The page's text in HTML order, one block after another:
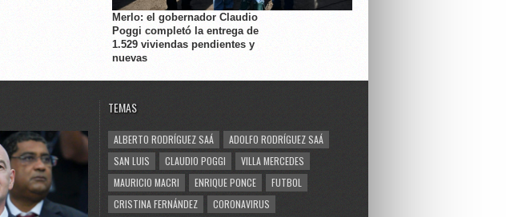
Merlo: el gobernador Claudio
Poggi completó la entrega de
1.529 viviendas pendientes y
nuevas
TEMAS
ALBERTO RODRÍGUEZ SAÁ
ADOLFO RODRÍGUEZ SAÁ
SAN LUIS
CLAUDIO POGGI
VILLA MERCEDES
MAURICIO MACRI
ENRIQUE PONCE
FUTBOL
CRISTINA FERNÁNDEZ
CORONAVIRUS